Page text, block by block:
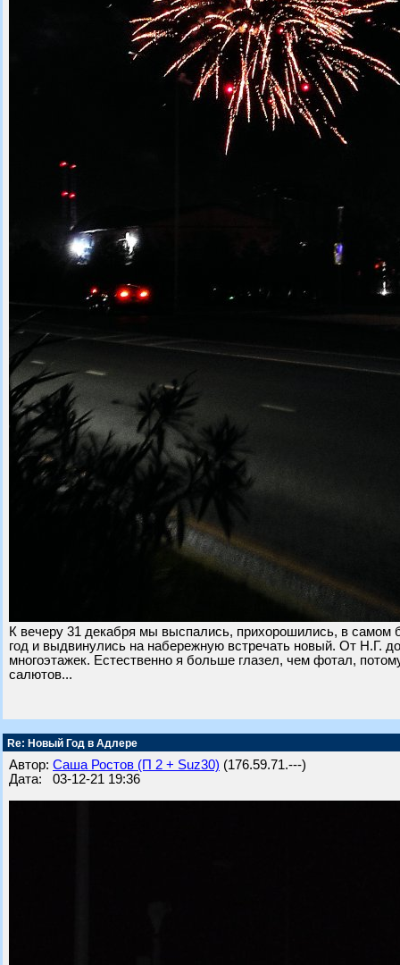
К вечеру 31 декабря мы выспались, прихорошились, в самом
год и выдвинулись на набережную встречать новый. От Н.Г.
многоэтажек. Естественно я больше глазел, чем фотал,
салютов...
Re: Новый Год в Адлере
Автор: Саша Ростов (П 2 + Suz30) (176.59.71.---)
Дата: 03-12-21 19:36